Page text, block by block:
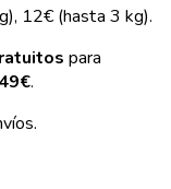
12€ (hasta 3 kg).
para
.